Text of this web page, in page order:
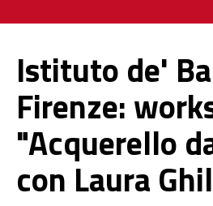
Istituto de'
Firenze:
"Acquerello
con Laura